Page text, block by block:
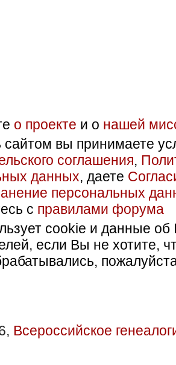
о проекте и о нашей
сайтом вы принимаете
соглашения,
данных, даете
персональных
с правилами форума
cookie и данные об
если Вы не хотите,
Всероссийское